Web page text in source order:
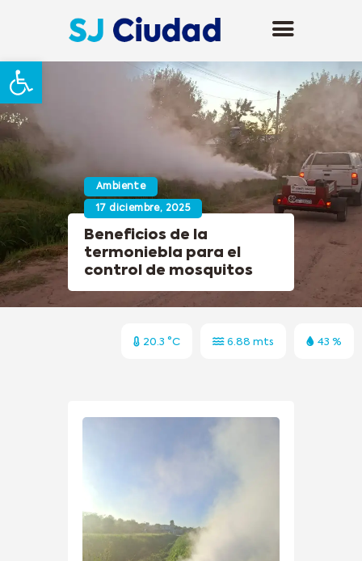
Abrir barra de herramientas
Ambiente
17 diciembre, 2025
Beneficios de la
termoniebla para el
control de mosquitos
20.3 °C 6.88 mts 43 %